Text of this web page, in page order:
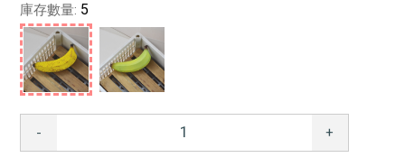
庫存數量: 5
- +